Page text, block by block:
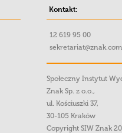
Kontakt:
12 619 95 00
Społeczny Instytut
Znak Sp. z o.o.,
ul. Kościuszki 37,
30-105 Kraków
Copyright SIW Znak